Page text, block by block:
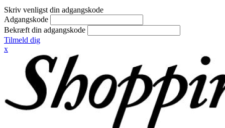
Skriv venligst din adgangskode
Adgangskode
Bekræft din adgangskode
Tilmeld dig
x